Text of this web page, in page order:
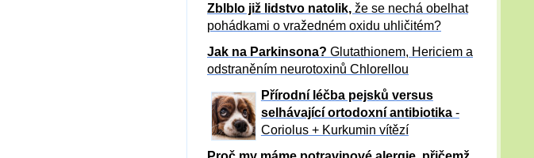
Zblblo již lidstvo natolik, že se nechá obelhat
pohádkami o vražedném oxidu uhličitém?
Jak na Parkinsona? Glutathionem, Hericiem a
odstraněním neurotoxinů Chlorellou
Přírodní léčba pejsků versus
selhávající ortodoxní antibiotika -
Coriolus + Kurkumin vítězí